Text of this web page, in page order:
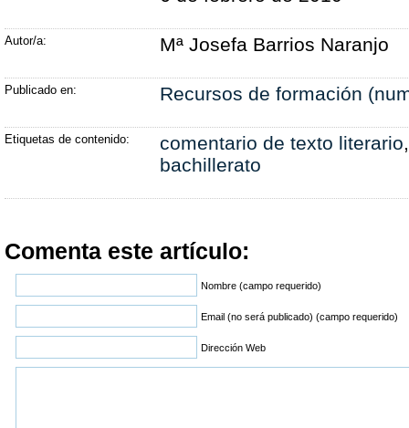
Autor/a: Mª Josefa Barrios Naranjo
Publicado en: Recursos de formación
Etiquetas de contenido: comentario de texto literario
bachillerato
Comenta este artículo:
Nombre (campo requerido)
Email (no será publicado) (campo requerido)
Dirección Web